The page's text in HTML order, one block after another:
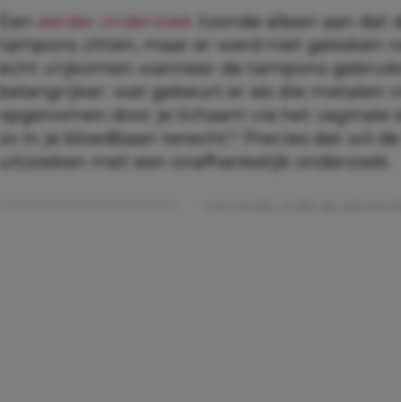
Een eerder onderzoek
toonde alleen aan dat
tampons zitten, maar er werd niet gekeken
echt vrijkomen wanneer de tampons
belangrijker: wat gebeurt er als die metalen
opgenomen door je lichaam via het vaginale
zo in je bloedbaan terecht? Precies dat wil
uitzoeken met een onafhankelijk onderzoek.